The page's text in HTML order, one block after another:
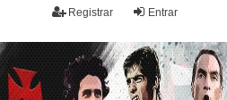
Entrar
Registrar